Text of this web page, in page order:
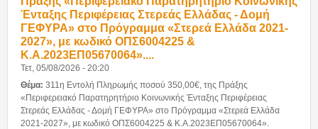
Ένταξης Περιφέρειας Στερεάς Ελλάδας - Δομή
ΓΕΦΥΡΑ» στο Πρόγραμμα «Στερεά Ελλάδα 2021-
2027», με κωδικό ΟΠΣ6004225 &
Κ.Α.2023ΕΠ05670064»....
Τετ, 05/08/2026 - 20:20
Θέμα: 311η Εντολή Πληρωμής ποσού 350,00€, της Πράξης
«Περιφερειακό Παρατηρητήριο Κοινωνικής Ένταξης Περιφέρειας
Στερεάς Ελλάδας - Δομή ΓΕΦΥΡΑ» στο Πρόγραμμα «Στερεά Ελλάδα
2021-2027», με κωδικό ΟΠΣ6004225 & Κ.Α.2023ΕΠ05670064».